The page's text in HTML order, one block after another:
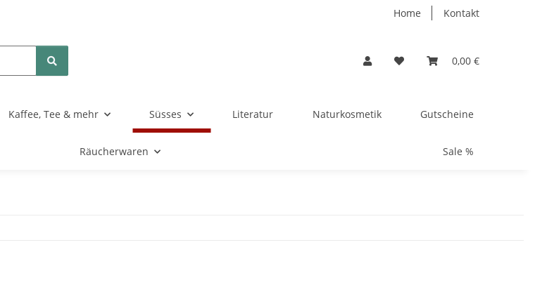
Home Kontakt
0,00 €
Kaffee, Tee & mehr Süsses Literatur Naturkosmetik Gutscheine
Räucherwaren Sale %